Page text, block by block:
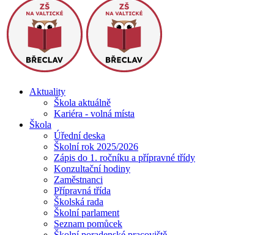
Aktuality
Škola aktuálně
Kariéra - volná místa
Škola
Úřední deska
Školní rok 2025/2026
Zápis do 1. ročníku a přípravné třídy
Konzultační hodiny
Zaměstnanci
Přípravná třída
Školská rada
Školní parlament
Seznam pomůcek